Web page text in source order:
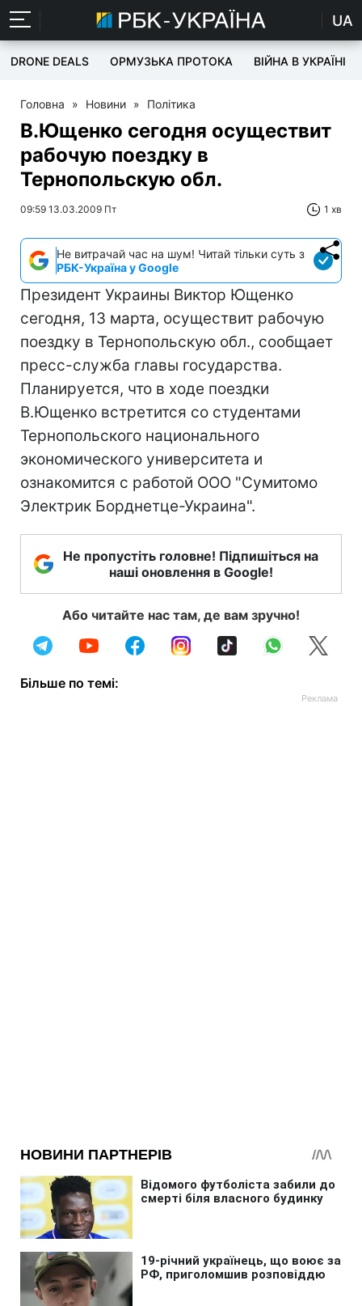
UA
DRONE DEALS ОРМУЗЬКА ПРОТОКА ВІЙНА В УКРАЇНІ
Головна » Новини » Політика
В.Ющенко сегодня осуществит
рабочую поездку в
Тернопольскую обл.
09:59 13.03.2009 Пт 1 хв
Не витрачай час на шум! Читай тільки суть з
РБК-Україна у Google
Президент Украины Виктор Ющенко
сегодня, 13 марта, осуществит рабочую
поездку в Тернопольскую обл., сообщает
пресс-служба главы государства.
Планируется, что в ходе поездки
В.Ющенко встретится со студентами
Тернопольского национального
экономического университета и
ознакомится с работой ООО "Сумитомо
Электрик Борднетце-Украина".
Не пропустіть головне! Підпишіться на
наші оновлення в Google!
Або читайте нас там, де вам зручно!
Більше по темі: